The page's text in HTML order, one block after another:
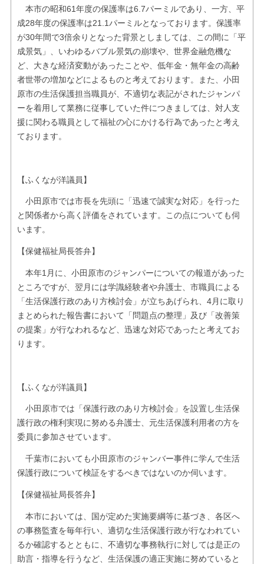
本市の昭和61年度の保護率は6.7パーミルであり、一方、平
成28年度の保護率は21.1パーミルとなっております。保護率
が30年間で3倍余りとなった背景としましては、この間に「平
成景気」、いわゆるバブル景気の崩壊や、世界金融危機な
ど、大きな経済変動があったことや、低年金・無年金の高齢
者世帯の増加などによるものと考えております。また、小田
原市の生活保護担当職員が、不適切な表記がされたジャンパ
ーを着用して業務に従事していた件につきましては、対人支
援に関わる職員として福祉の心にかける行為であったと考え
ております。
【ふくなが洋議員】
小田原市では市長を先頭に「迅速で誠実な対応」を行った
と関係者から高く評価をされています。この点についても伺
います。
【保健福祉局長答弁】
本年1月に、小田原市のジャンパーについての報道があった
ところですが、翌月には学識経験者や弁護士、市職員による
「生活保護行政のあり方検討会」が立ちあげられ、4月に取り
まとめられた報告書において「問題点の整理」及び「改善策
の提案」が行なわれるなど、迅速な対応であったと考えてお
ります。
【ふくなが洋議員】
小田原市では「保護行政のあり方検討会」を設置し生活保
護行政の権利実現に努める弁護士、元生活保護利用者の方を
委員に参加させています。
千葉市においても小田原市のジャンバー事件に学んで生活
保護行政について検証をするべきではないのか伺います。
【保健福祉局長答弁】
本市においては、国が定めた実施要綱等に基づき、各区へ
の事務監査を毎年行い、適切な生活保護行政が行なわれてい
るか確認するとともに、不適切な事務執行に対しては是正の
助言・指導を行うなど、生活保護の適正実施に努めていると